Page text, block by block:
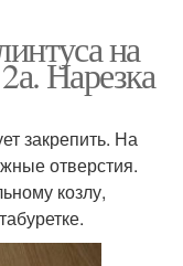
на
Нарезка
закрепить. На
отверстия.
козлу,